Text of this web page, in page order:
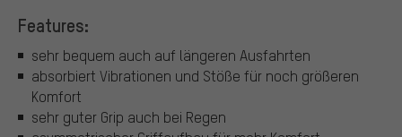
Features:
sehr bequem auch auf längeren Ausfahrten
absorbiert Vibrationen und Stöße für noch größeren
Komfort
sehr guter Grip auch bei Regen